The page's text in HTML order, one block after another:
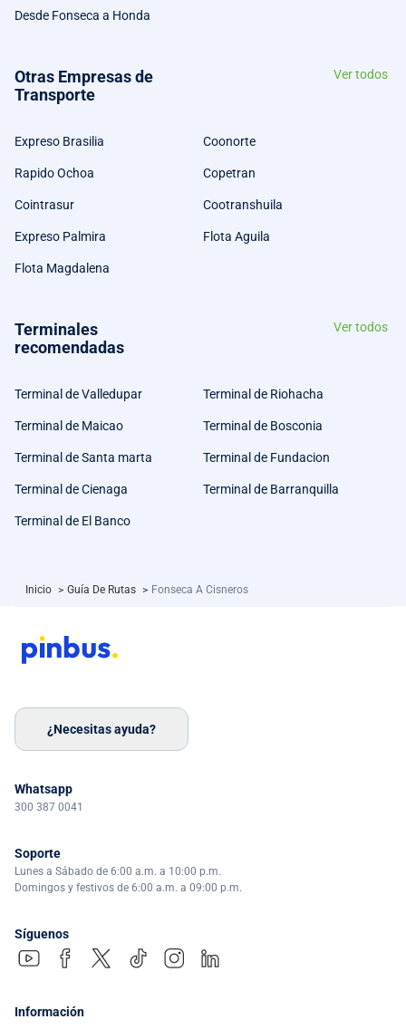
Desde Fonseca a Honda
Otras Empresas de
Transporte
Ver todos
Expreso Brasilia Coonorte
Rapido Ochoa Copetran
Cointrasur Cootranshuila
Expreso Palmira Flota Aguila
Flota Magdalena
Terminales
recomendadas
Ver todos
Terminal de Valledupar Terminal de Riohacha
Terminal de Maicao Terminal de Bosconia
Terminal de Santa marta Terminal de Fundacion
Terminal de Cienaga Terminal de Barranquilla
Terminal de El Banco
Inicio > Guía De Rutas > Fonseca A Cisneros
¿Necesitas ayuda?
Whatsapp
300 387 0041
Soporte
Lunes a Sábado de 6:00 a.m. a 10:00 p.m.
Domingos y festivos de 6:00 a.m. a 09:00 p.m.
Síguenos
Información